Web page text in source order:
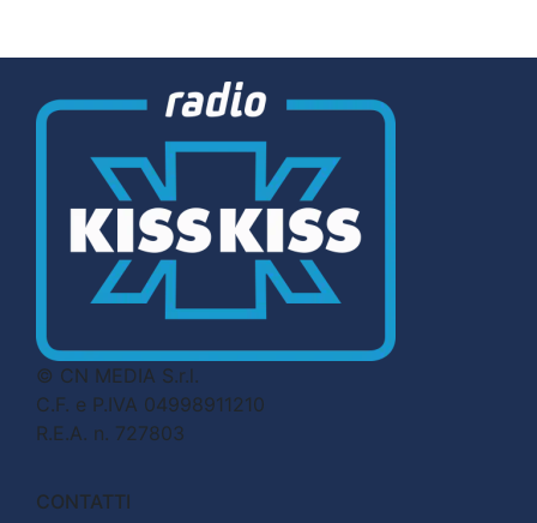
© CN MEDIA S.r.l.
C.F. e P.IVA 04998911210
R.E.A. n. 727803
CONTATTI